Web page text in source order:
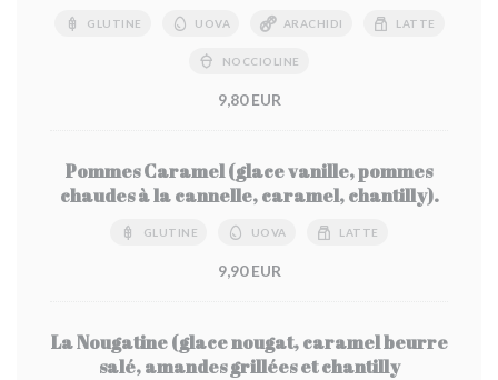
GLUTINE UOVA ARACHIDI LATTE
NOCCIOLINE
9,80 EUR
Pommes Caramel (glace vanille, pommes
chaudes à la cannelle, caramel, chantilly).
GLUTINE UOVA LATTE
9,90 EUR
La Nougatine (glace nougat, caramel beurre
salé, amandes grillées et chantilly